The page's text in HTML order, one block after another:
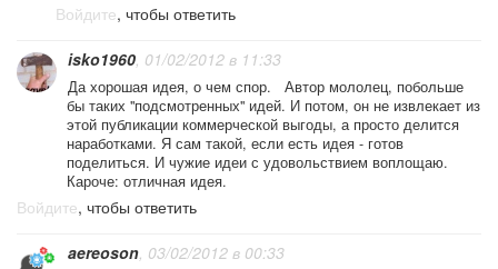
Войдите, чтобы ответить
isko1960, 01/02/2012 в 11:33
Да хорошая идея, о чем спор. Автор мололец, побольше
бы таких "подсмотренных" идей. И потом, он не извлекает из
этой публикации коммерческой выгоды, а просто делится
наработками. Я сам такой, если есть идея - готов
поделиться. И чужие идеи с удовольствием воплощаю.
Кароче: отличная идея.
Войдите, чтобы ответить
aereoson, 03/02/2012 в 00:33